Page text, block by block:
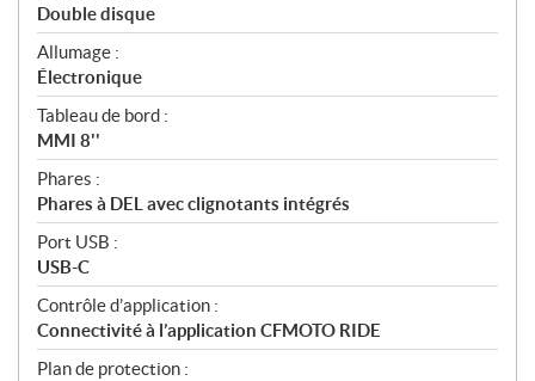
Double disque
Allumage :
Électronique
Tableau de bord :
MMI 8''
Phares :
Phares à DEL avec clignotants intégrés
Port USB :
USB-C
Contrôle d’application :
Connectivité à l’application CFMOTO RIDE
Plan de protection :